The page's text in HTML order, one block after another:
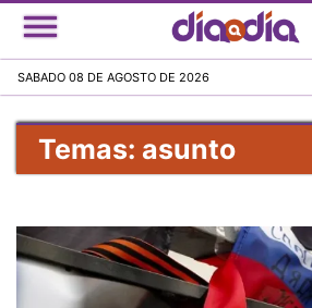
Pasar
al
principal
SABADO 08 DE AGOSTO DE 2026
Temas: asunto